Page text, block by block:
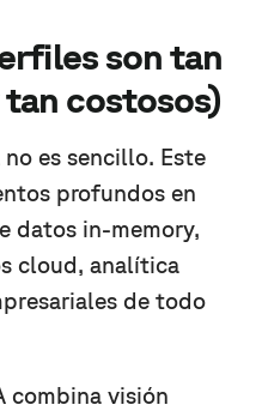
son tan
costosos)
es sencillo. Este
profundos en
datos in-memory,
cloud, analítica
de todo
combina visión